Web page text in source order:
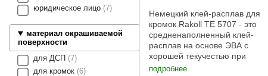
юридическое лицо 7
материал окрашиваемой
поверхности
для ДСП
7
для кромок 6
Немецкий клей-расплав для
кромок Rakoll TE 5707 - это
cредненаполненный клей-
расплав на основе ЭВА с
хорошей текучестью при
плавлении, подходит для
подробнее